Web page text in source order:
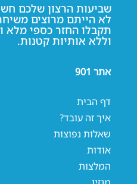
שביעות הרצון שלכם
לא הייתם מרוצים
תקבלו החזר כספי מלא
וללא אותיות קטנות.
אתר 901
דף הבית
איך זה עובד?
שאלות נפוצות
אודות
המלצות